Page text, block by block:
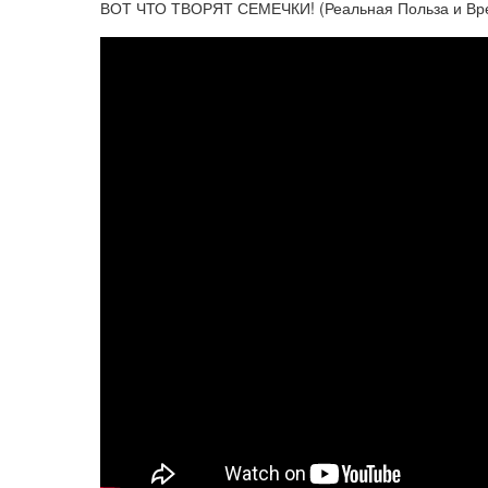
ВОТ ЧТО ТВОРЯТ СЕМЕЧКИ! (Реальная Польза и